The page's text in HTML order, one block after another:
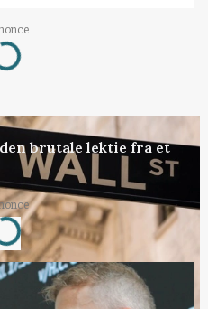
Loading...
brutale lektie fra et
Loading...